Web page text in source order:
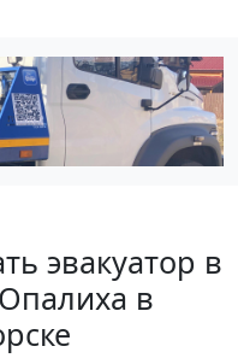
эвакуатор в
в